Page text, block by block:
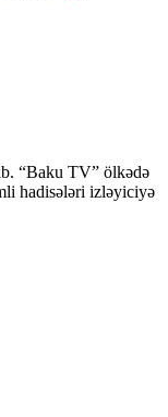
“Baku TV” ölkədə
hadisələri izləyiciyə